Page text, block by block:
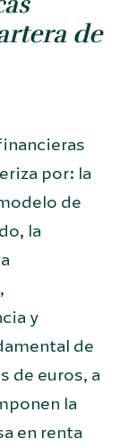
de
por: la
de
la
y
de
de euros, a
la
en renta